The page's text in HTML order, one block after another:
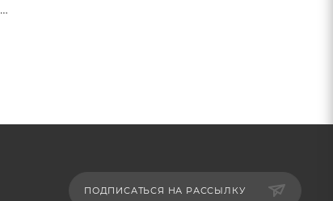
ПОДПИСАТЬСЯ НА РАССЫЛКУ